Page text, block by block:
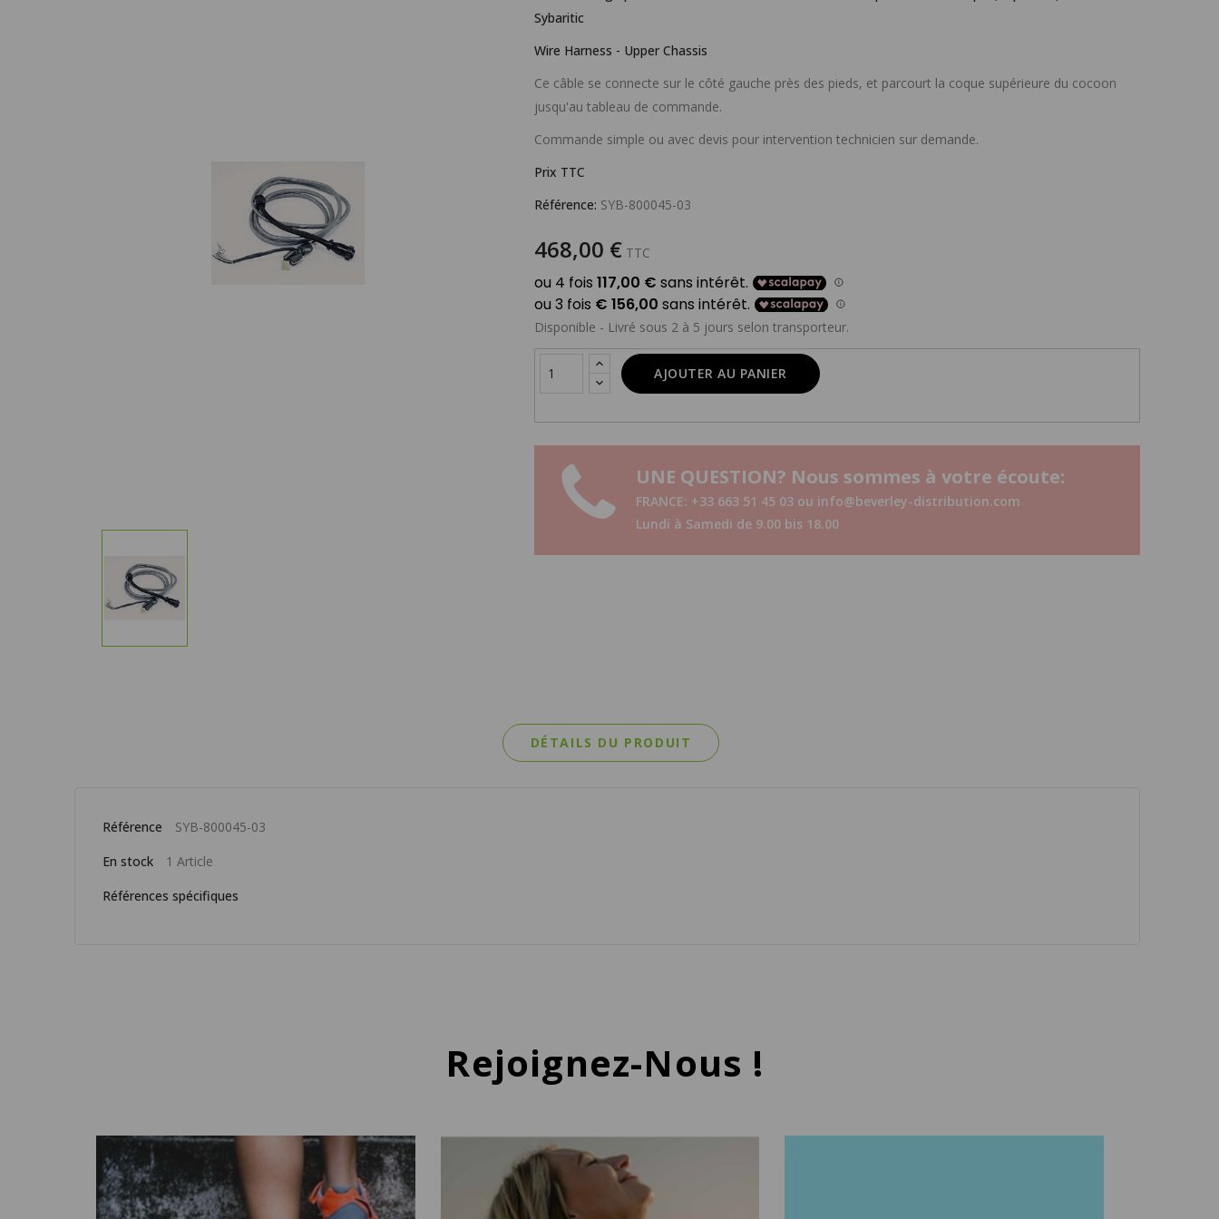
Sybaritic
Wire Harness - Upper Chassis
Ce câble se connecte sur le côté gauche près des pieds, et parcourt la coque supérieure du cocoon
jusqu'au tableau de commande.
Commande simple ou avec devis pour intervention technicien sur demande.
Prix TTC
Référence: SYB-800045-03
468,00 € TTC
Disponible - Livré sous 2 à 5 jours selon transporteur.
AJOUTER AU PANIER
UNE QUESTION? Nous sommes à votre écoute:
FRANCE: +33 663 51 45 03 ou info@beverley-distribution.com
Lundi à Samedi de 9.00 bis 18.00
DÉTAILS DU PRODUIT
Référence
SYB-800045-03
En stock
1 Article
Références spécifiques
Rejoignez-Nous !